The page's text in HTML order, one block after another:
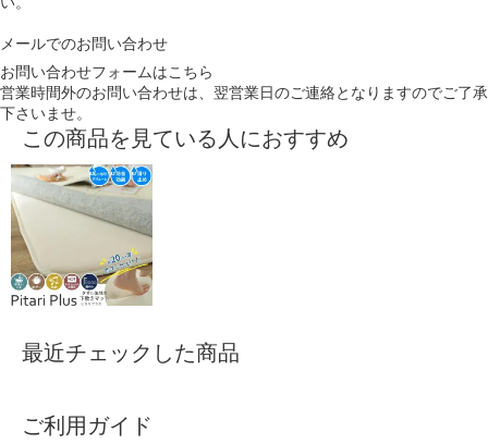
メールでのお問い合わせ
お問い合わせフォームはこちら
営業時間外のお問い合わせは、翌営業日のご連絡となりますのでご了承
下さいませ。
この商品を見ている人におすすめ
最近チェックした商品
ご利用ガイド